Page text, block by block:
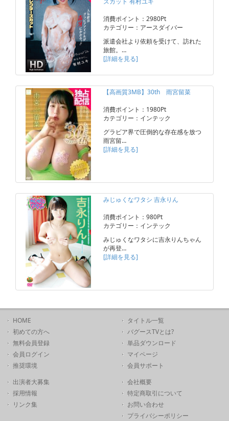
消費ポイント：2980Pt
カテゴリー：アースダイバー
派遣会社より依頼を受けて、訪れた
旅館。…
[詳細を見る]
【高画質3MB】30th 雨宮留菜
消費ポイント：1980Pt
カテゴリー：インテック
グラビア界で圧倒的な存在感を放つ
雨宮留…
[詳細を見る]
みじゅくなワタシ 吉永りん
消費ポイント：980Pt
カテゴリー：インテック
みじゅくなワタシに吉永りんちゃん
が再登…
[詳細を見る]
HOME
初めての方へ
無料会員登録
会員ログイン
推奨環境
タイトル一覧
バグースTVとは?
単品ダウンロード
マイページ
会員サポート
出演者大募集
採用情報
リンク集
会社概要
特定商取引について
お問い合わせ
プライバシーポリシー